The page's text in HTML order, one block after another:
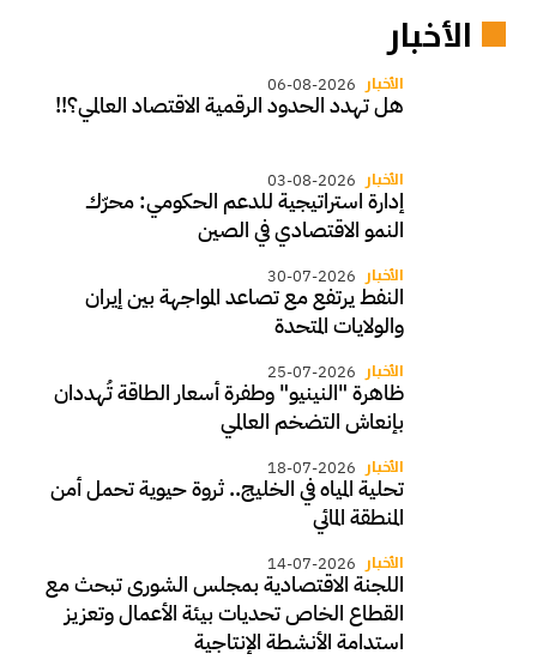
الأخبار
الأخبار 06-08-2026
هل تهدد الحدود الرقمية الاقتصاد العالمي؟!!
الأخبار 03-08-2026
إدارة استراتيجية للدعم الحكومي: محرّك
النمو الاقتصادي في الصين
الأخبار 30-07-2026
النفط يرتفع مع تصاعد المواجهة بين إيران
والولايات المتحدة
الأخبار 25-07-2026
ظاهرة "النينيو" وطفرة أسعار الطاقة تُهددان
بإنعاش التضخم العالمي
الأخبار 18-07-2026
تحلية المياه في الخليج.. ثروة حيوية تحمل أمن
المنطقة المائي
الأخبار 14-07-2026
اللجنة الاقتصادية بمجلس الشورى تبحث مع
القطاع الخاص تحديات بيئة الأعمال وتعزيز
استدامة الأنشطة الإنتاجية